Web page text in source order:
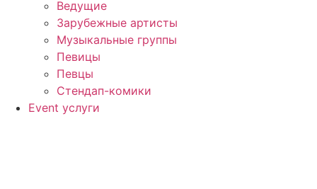
Ведущие
Зарубежные артисты
Музыкальные группы
Певицы
Певцы
Стендап-комики
Event услуги